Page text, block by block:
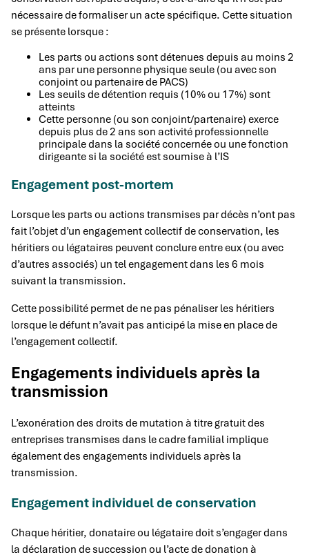
nécessaire de formaliser un acte spécifique. Cette situation
se présente lorsque :
Les parts ou actions sont détenues depuis au moins 2
ans par une personne physique seule (ou avec son
conjoint ou partenaire de PACS)
Les seuils de détention requis (10% ou 17%) sont
atteints
Cette personne (ou son conjoint/partenaire) exerce
depuis plus de 2 ans son activité professionnelle
principale dans la société concernée ou une fonction
dirigeante si la société est soumise à l’IS
Engagement post-mortem
Lorsque les parts ou actions transmises par décès n’ont pas
fait l’objet d’un engagement collectif de conservation, les
héritiers ou légataires peuvent conclure entre eux (ou avec
d’autres associés) un tel engagement dans les 6 mois
suivant la transmission.
Cette possibilité permet de ne pas pénaliser les héritiers
lorsque le défunt n’avait pas anticipé la mise en place de
l’engagement collectif.
Engagements individuels après la
transmission
L’exonération des droits de mutation à titre gratuit des
entreprises transmises dans le cadre familial implique
également des engagements individuels après la
transmission.
Engagement individuel de conservation
Chaque héritier, donataire ou légataire doit s’engager dans
la déclaration de succession ou l’acte de donation à